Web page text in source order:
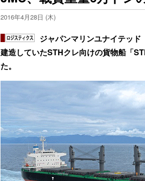
2016年4月28日 (木)
ジャパンマリンユナイテッ
建造していたSTHクレ向けの貨物船「
た。